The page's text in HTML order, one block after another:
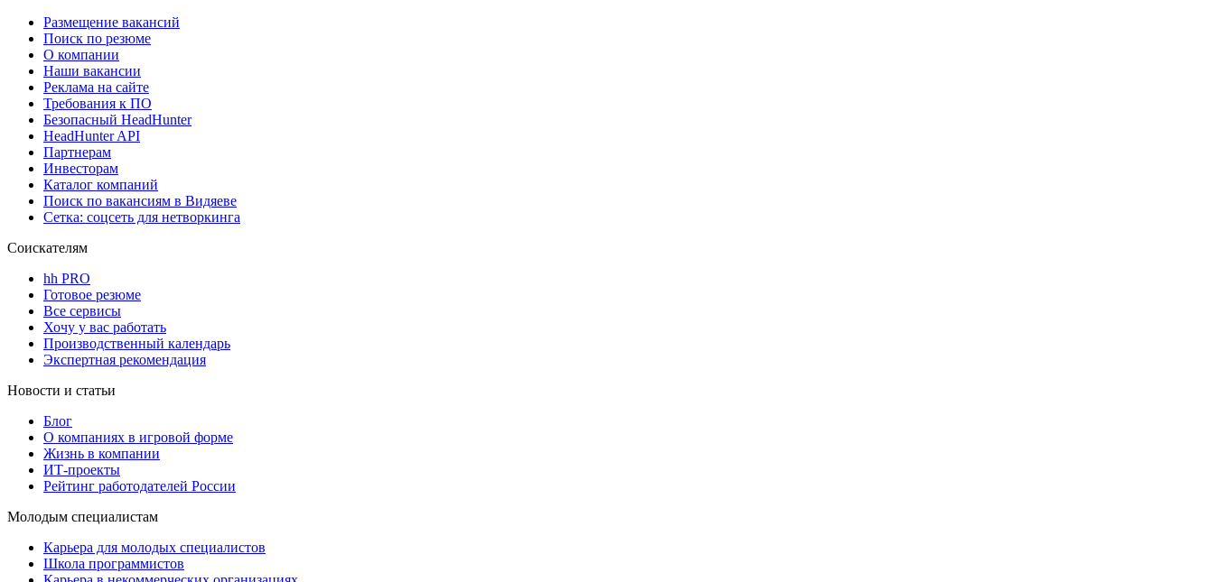
Размещение вакансий
Поиск по резюме
О компании
Наши вакансии
Реклама на сайте
Требования к ПО
Безопасный HeadHunter
HeadHunter API
Партнерам
Инвесторам
Каталог компаний
Поиск по вакансиям в Видяеве
Сетка: соцсеть для нетворкинга
Соискателям
hh PRO
Готовое резюме
Все сервисы
Хочу у вас работать
Производственный календарь
Экспертная рекомендация
Новости и статьи
Блог
О компаниях в игровой форме
Жизнь в компании
ИТ-проекты
Рейтинг работодателей России
Молодым специалистам
Карьера для молодых специалистов
Школа программистов